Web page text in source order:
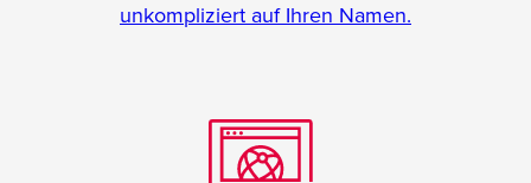
unkompliziert auf Ihren Namen.